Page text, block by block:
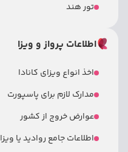
تور هند
اطلاعات پرواز و ویزا
اخذ انواع ویزای کانادا
مدارک لازم برای پاسپورت
عوارض خروج از کشور
اطلاعات جامع روادید یا ویزا